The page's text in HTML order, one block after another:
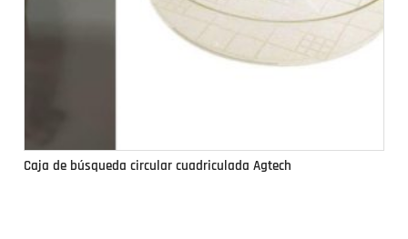
Caja de búsqueda circular cuadriculada Agtech